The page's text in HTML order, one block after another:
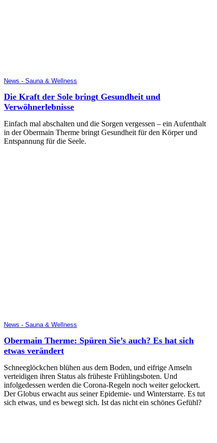
News - Sauna & Wellness
Die Kraft der Sole bringt Gesundheit und
Verwöhnerlebnisse
Einfach mal abschalten und die Sorgen vergessen – ein Aufenthalt
in der Obermain Therme bringt Gesundheit für den Körper und
Entspannung für die Seele.
News - Sauna & Wellness
Obermain Therme: Spüren Sie’s auch? Es hat sich
etwas verändert
Schneeglöckchen blühen aus dem Boden, und eifrige Amseln
verteidigen ihren Status als früheste Frühlingsboten. Und
infolgedessen werden die Corona-Regeln noch weiter gelockert.
Der Globus erwacht aus seiner Epidemie- und Winterstarre. Es tut
sich etwas, und es bewegt sich. Ist das nicht ein schönes Gefühl?